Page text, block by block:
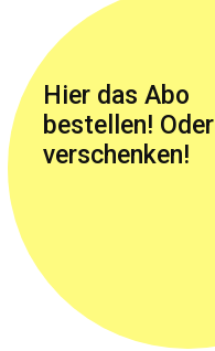
Hier das Abo
bestellen! Oder
verschenken!